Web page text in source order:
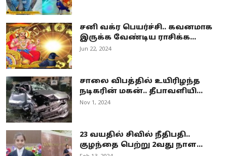
சனி வக்ர பெயர்ச்சி.. கவனமாக
இருக்க வேண்டிய ராசிக்க...
Jun 22, 2024
சாலை விபத்தில் உயிரிழந்த
நடிகரின் மகன்.. தீபாவளியி...
Nov 1, 2024
23 வயதில் சிவில் நீதிபதி..
குழந்தை பெற்று 2வது நாள...